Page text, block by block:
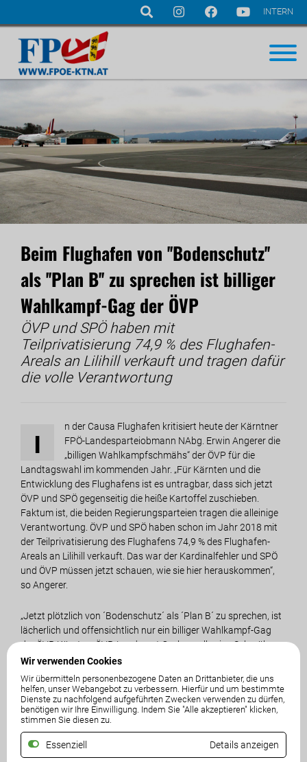
Navigation
Wir verwenden Cookies
Wir übermitteln personenbezogene Daten an Drittanbieter, die uns
helfen, unser Webangebot zu verbessern. Hierfür und um bestimmte
Dienste zu nachfolgend aufgeführten Zwecken verwenden zu dürfen,
benötigen wir Ihre Einwilligung. Indem Sie "Alle akzeptieren" klicken,
stimmen Sie diesen zu.
Essenziell Details anzeigen
INTERN
Beim Flughafen von ''Bodenschutz''
als ''Plan B'' zu sprechen ist billiger
Wahlkampf-Gag der ÖVP
ÖVP und SPÖ haben mit
Teilprivatisierung 74,9 % des Flughafen-
Areals an Lilihill verkauft und tragen dafür
die volle Verantwortung
I
n der Causa Flughafen kritisiert heute der Kärntner
FPÖ-Landesparteiobmann NAbg. Erwin Angerer die
„billigen Wahlkampfschmähs“ der ÖVP für die
Landtagswahl im kommenden Jahr. „Für Kärnten und die
Entwicklung des Flughafens ist es untragbar, dass sich jetzt
ÖVP und SPÖ gegenseitig die heiße Kartoffel zuschieben.
Faktum ist, die beiden Regierungsparteien tragen die alleinige
Verantwortung. ÖVP und SPÖ haben schon im Jahr 2018 mit
der Teilprivatisierung des Flughafens 74,9 % des Flughafen-
Areals an Lilihill verkauft. Das war der Kardinalfehler und SPÖ
und ÖVP müssen jetzt schauen, wie sie hier herauskommen“,
so Angerer.
„Jetzt plötzlich von ´Bodenschutz´ als ´Plan B´ zu sprechen, ist
lächerlich und offensichtlich nur ein billiger Wahlkampf-Gag
der ÖVP Kärnten. ÖVP-Landesrat Gruber soll seine Schmähs
wem anders erzählen“, betont Angerer. Er erinnert auch an
Liegenschaftsverkäufe des Landes am Ossiachersee oder den
jüngsten Verkauf von Schloss Drauhofen, die ebenso von ÖVP
und SPÖ durchgezogen wurden.
„Die FPÖ fordert weiter den Erhalt und eine Weiterentwicklung
des Klagenfurter Flughafens. Er ist eine der wichtigsten